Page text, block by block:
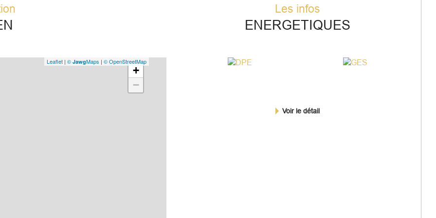
d'informations au 0682997329. Patrick
VIEIRA - EI, mandataire indépendant
EXPERTIMO, 88170278100017
Annonce proposée par un agent
+
−
Leaflet |©JawgMaps |© OpenStreetMap
Les infos
ENERGETIQUES
Voir le détail